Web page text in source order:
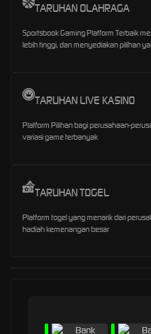
TARUHAN OLAHRAGA
Sportsbook Gaming Platform Terbaik
lebih tinggi, dan menyediakan pilihan
TARUHAN LIVE KASINO
Platform Pilihan bagi perusahaan-
variasi game terbanyak
TARUHAN TOGEL
Platform togel yang menarik dari
hadiah kemenangan besar